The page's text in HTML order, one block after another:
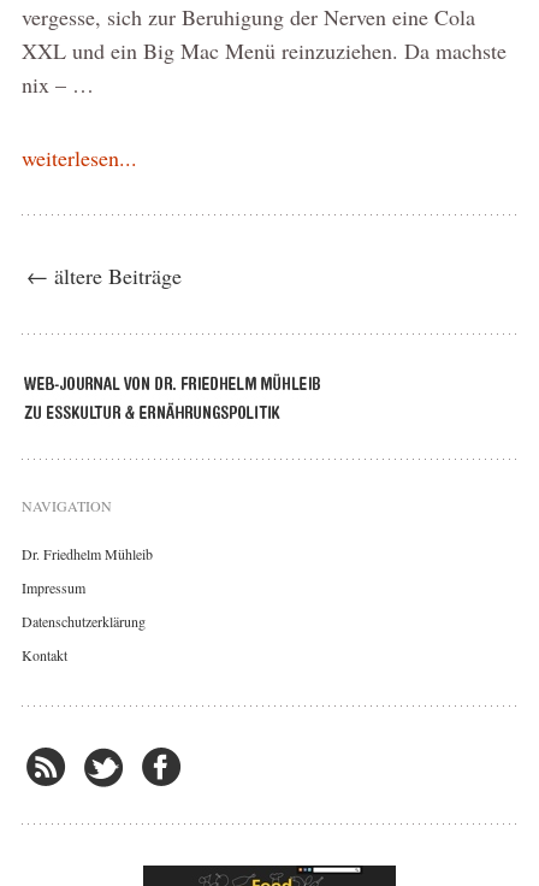
vergesse, sich zur Beruhigung der Nerven eine Cola
XXL und ein Big Mac Menü reinzuziehen. Da machste
nix – …
weiterlesen...
← ältere Beiträge
NAVIGATION
Dr. Friedhelm Mühleib
Impressum
Datenschutzerklärung
Kontakt